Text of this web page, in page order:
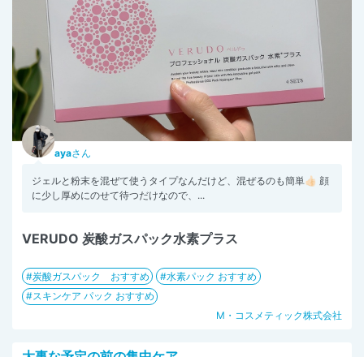
ayaさん
ジェルと粉末を混ぜて使うタイプなんだけど、混ぜるのも簡単👍🏻 顔
に少し厚めにのせて待つだけなので、...
VERUDO 炭酸ガスパック水素プラス
炭酸ガスパック おすすめ
水素パック おすすめ
スキンケア パック おすすめ
M・コスメティック株式会社